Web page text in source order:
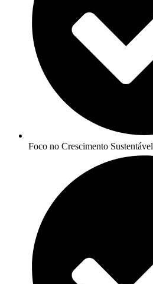
Foco no Crescimento Sustentável